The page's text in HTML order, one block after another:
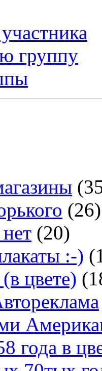
группу
(26)
(20)
:-)
цвете)
года в